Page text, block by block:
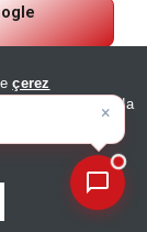
çerez
kapsamında
Metnimizi
×
manşetleri